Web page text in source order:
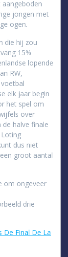
aangeboden
jongen met
ogen.
die hij zou
15%
lopende
RW,
elk jaar begin
het spel om
over
halve finale
dus niet
groot aantal
om ongeveer
drie
De Final De La